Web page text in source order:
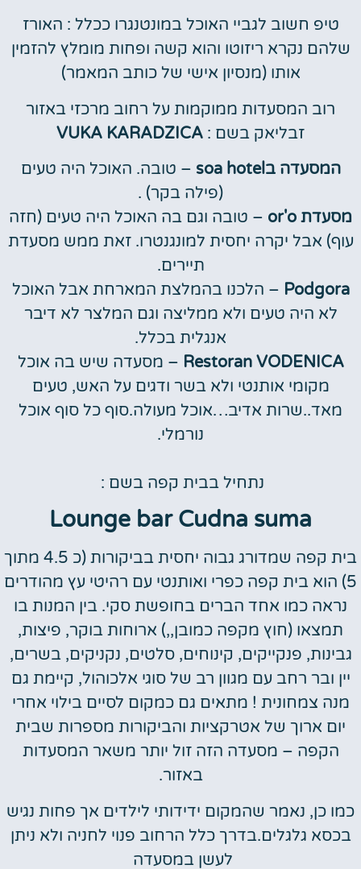
טיפ חשוב לגביי האוכל במונטנגרו ככלל : האורז
שלהם נקרא ריזוטו והוא קשה ופחות מומלץ להזמין
אותו (מנסיון אישי של כותב המאמר)
רוב המסעדות ממוקמות על רחוב מרכזי באזור
זבליאק בשם :
המסעדה בsoa hotel
– טובה. האוכל היה טעים
(פילה בקר) .
מסעדת or'o
– טובה וגם בה האוכל היה טעים (חזה
עוף) אבל יקרה יחסית למונגנטרו. זאת ממש מסעדת
תיירים.
Podgora – הלכנו בהמלצת המארחת אבל האוכל
לא היה טעים ולא ממליצה וגם המלצר לא דיבר
אנגלית בכלל.
Restoran VODENICA – מסעדה שיש בה אוכל
מקומי אותנטי ולא בשר ודגים על האש, טעים
מאד..שרות אדיב…אוכל מעולה.סוף כל סוף אוכל
נורמלי.
נתחיל בבית קפה בשם :
Lounge bar Cudna suma
בית קפה שמדורג גבוה יחסית בביקורות (כ 4.5 מתוך
5) הוא בית קפה כפרי ואותנטי עם רהיטי עץ מהודרים
נראה כמו אחד הברים בחופשת סקי. בין המנות בו
תמצאו (חוץ מקפה כמובן,,) ארוחות בוקר, פיצות,
גבינות, פנקייקים, קינוחים, סלטים, נקניקים, בשרים,
יין ובר רחב עם מגוון רב של סוגי אלכוהול, קיימת גם
מנה צמחונית ! מתאים גם כמקום לסיים בילוי אחרי
יום ארוך של אטרקציות והביקורות מספרות שבית
הקפה – מסעדה הזה זול יותר משאר המסעדות
באזור.
כמו כן, נאמר שהמקום ידידותי לילדים אך פחות נגיש
בכסא גלגלים.בדרך כלל הרחוב פנוי לחניה ולא ניתן
לעשן במסעדה